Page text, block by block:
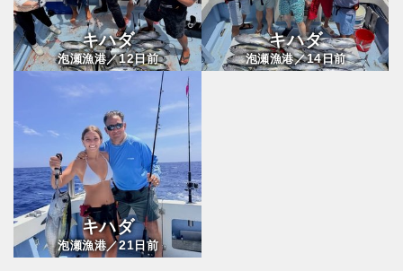
キハダ
泡瀬漁港／12日前
キハダ
泡瀬漁港／14日前
キハダ
泡瀬漁港／21日前